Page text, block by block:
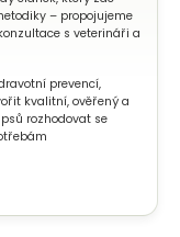
– propojujeme
s veterináři a
prevencí,
kvalitní, ověřený a
rozhodovat se